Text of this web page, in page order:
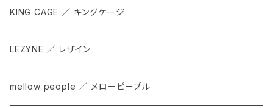
KING CAGE ／ キングケージ
LEZYNE ／ レザイン
mellow people ／ メローピープル